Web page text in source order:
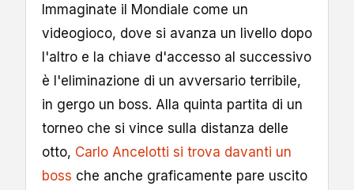
Immaginate il Mondiale come un
videogioco, dove si avanza un livello dopo
l'altro e la chiave d'accesso al successivo
è l'eliminazione di un avversario terribile,
in gergo un boss. Alla quinta partita di un
torneo che si vince sulla distanza delle
otto, Carlo Ancelotti si trova davanti un
boss che anche graficamente pare uscito